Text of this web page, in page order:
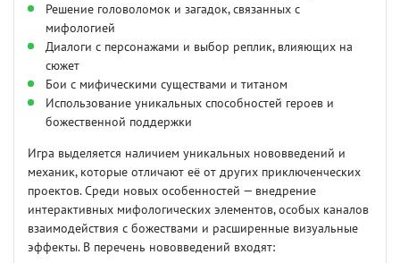
Решение головоломок и загадок, связанных с
мифологией
Диалоги с персонажами и выбор реплик, влияющих на
сюжет
Бои с мифическими существами и титаном
Использование уникальных способностей героев и
божественной поддержки
Игра выделяется наличием уникальных нововведений и
механик, которые отличают её от других приключенческих
проектов. Среди новых особенностей — внедрение
интерактивных мифологических элементов, особых каналов
взаимодействия с божествами и расширенные визуальные
эффекты. В перечень нововведений входят: